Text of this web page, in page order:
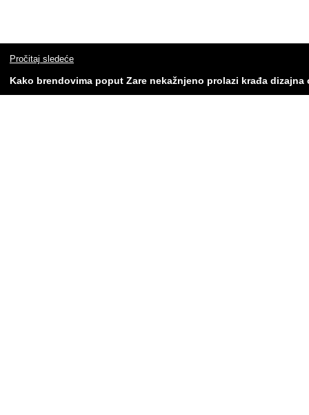
Pročitaj sledeće
Kako brendovima poput Zare nekažnjeno prolazi krađa dizajna